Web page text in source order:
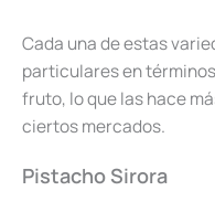
Cada una de estas
particulares en
fruto, lo que las hace
ciertos mercados.
Pistacho Sirora